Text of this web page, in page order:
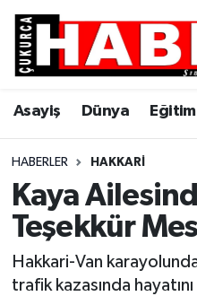
Asayiş Dünya Eğitim
HABERLER HAKKARI
Kaya
Teşekkür
Hakkari-Van
trafik kazasında
Asayiş
Dünya
Eğitim
Ekonomi
Hava Durumu
Trafik Durumu
Süper Lig Puan
Tüm Manşetler